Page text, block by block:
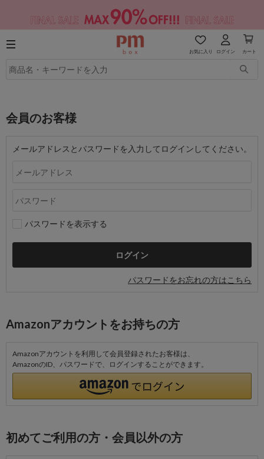
お気に入り ログイン カート
会員のお客様
メールアドレスとパスワードを入力してログインしてください。
パスワードを表示する
パスワードをお忘れの方はこちら
Amazonアカウントをお持ちの方
Amazonアカウントを利用して会員登録されたお客様は、
AmazonのID、パスワードで、ログインすることができます。
初めてご利用の方・会員以外の方